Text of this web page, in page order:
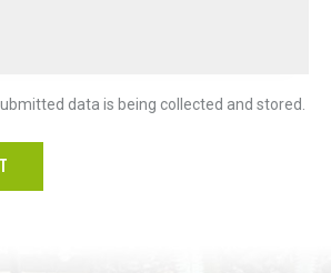
data is being collected and stored.